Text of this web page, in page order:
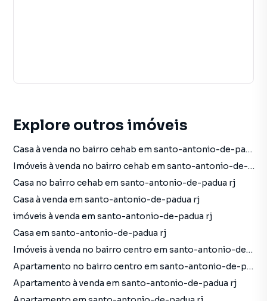
Explore outros imóveis
Casa à venda no bairro cehab em santo-antonio-de-padua rj com 1 vaga
Imóveis à venda no bairro cehab em santo-antonio-de-padua rj
Casa no bairro cehab em santo-antonio-de-padua rj
Casa à venda em santo-antonio-de-padua rj
imóveis à venda em santo-antonio-de-padua rj
Casa em santo-antonio-de-padua rj
Imóveis à venda no bairro centro em santo-antonio-de-padua rj
Apartamento no bairro centro em santo-antonio-de-padua rj
Apartamento à venda em santo-antonio-de-padua rj